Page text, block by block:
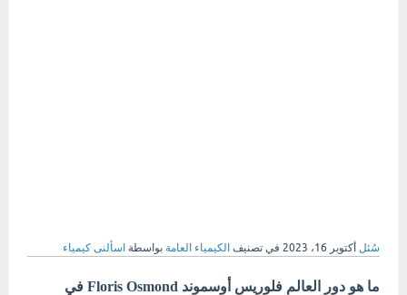
سُئل أكتوبر 16، 2023 في تصنيف الكيمياء العامة بواسطة اسألنى كيمياء
ما هو دور العالم فلوريس أوسموند Floris Osmond في